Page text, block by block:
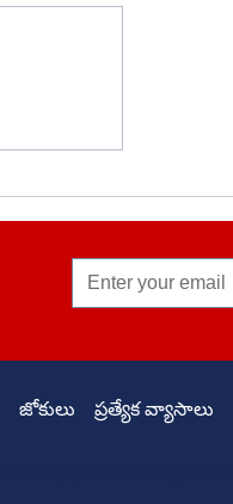
జోకులు ప్రత్యేక వ్యాసాలు